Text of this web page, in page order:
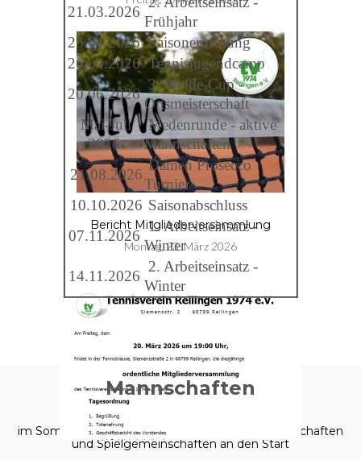
Bericht Mitgliederversammlung
Montag, 23. März 2026
21.03.2026
Frühjahr
25.04.2026 Saisoneröffnung
26.04.2026 Tennisjugendcamp
20.06.2026
3. Welde-Cup -
Ortsmeisterschaft
Mai-Juli
2026
Medenrunde - aktive
Mannschaften
21.08.2026
Damen Prosecco
Turnier
10.10.2026 Saisonabschluss
07.11.2026
1. Arbeitseinsatz -
Winter
14.11.2026
2. Arbeitseinsatz -
Winter
Mannschaften
im Sommer 2025 gehen wir mit folgenden Mannschaften
und Spielgemeinschaften an den Start